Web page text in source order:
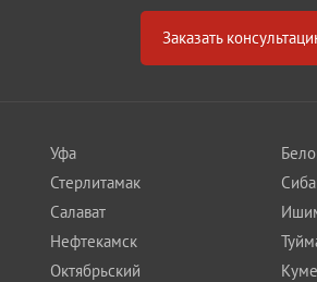
Заказать
Уфа
Стерлитамак
Салават
Нефтекамск
Октябрьский